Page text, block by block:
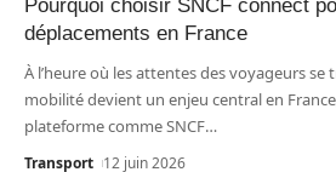
Pourquoi choisir SNCF connect
déplacements en France
À l’heure où les attentes des voyageurs
mobilité devient un enjeu central en
plateforme comme SNCF…
Transport 12 juin 2026